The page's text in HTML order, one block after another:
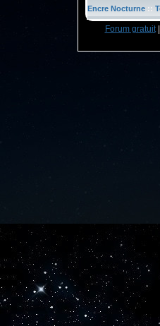
Encre Nocturne ::
Forum gratuit|